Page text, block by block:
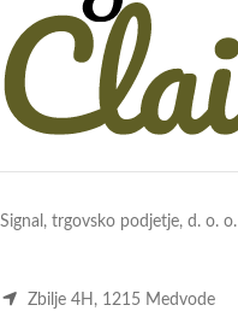
Signal, trgovsko podjetje, d. o. o.
Zbilje 4H, 1215 Medvode